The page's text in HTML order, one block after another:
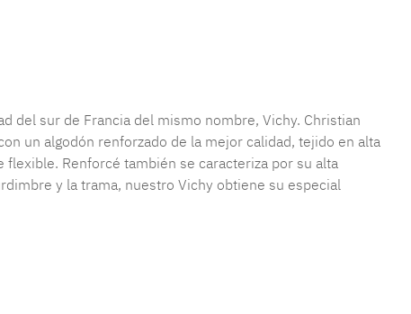
del sur de Francia del mismo nombre, Vichy. Christian
un algodón renforzado de la mejor calidad, tejido en alta
Renforcé también se caracteriza por su alta
y la trama, nuestro Vichy obtiene su especial